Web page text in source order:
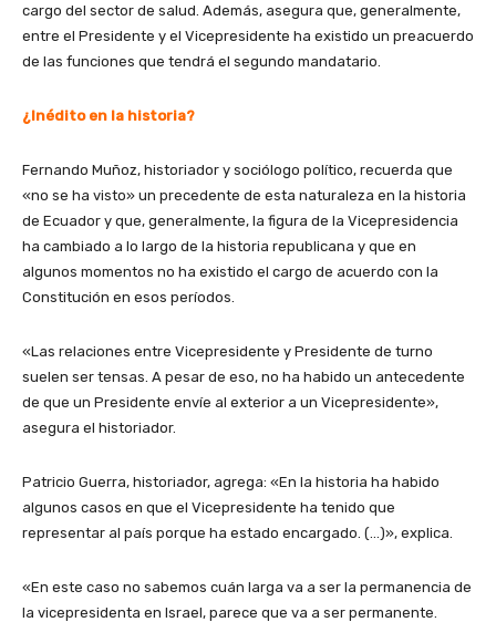
cargo del sector de salud. Además, asegura que, generalmente,
entre el Presidente y el Vicepresidente ha existido un preacuerdo
de las funciones que tendrá el segundo mandatario.
¿Inédito en la historia?
Fernando Muñoz, historiador y sociólogo político, recuerda que
«no se ha visto» un precedente de esta naturaleza en la historia
de Ecuador y que, generalmente, la figura de la Vicepresidencia
ha cambiado a lo largo de la historia republicana y que en
algunos momentos no ha existido el cargo de acuerdo con la
Constitución en esos períodos.
«Las relaciones entre Vicepresidente y Presidente de turno
suelen ser tensas. A pesar de eso, no ha habido un antecedente
de que un Presidente envíe al exterior a un Vicepresidente»,
asegura el historiador.
Patricio Guerra, historiador, agrega: «En la historia ha habido
algunos casos en que el Vicepresidente ha tenido que
representar al país porque ha estado encargado. (…)», explica.
«En este caso no sabemos cuán larga va a ser la permanencia de
la vicepresidenta en Israel, parece que va a ser permanente.